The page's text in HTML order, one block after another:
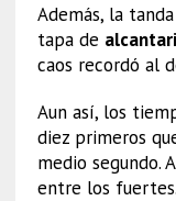
Además, la
tapa de
caos recordó al
Aun así, los
diez primeros
medio segundo.
entre los fuertes.